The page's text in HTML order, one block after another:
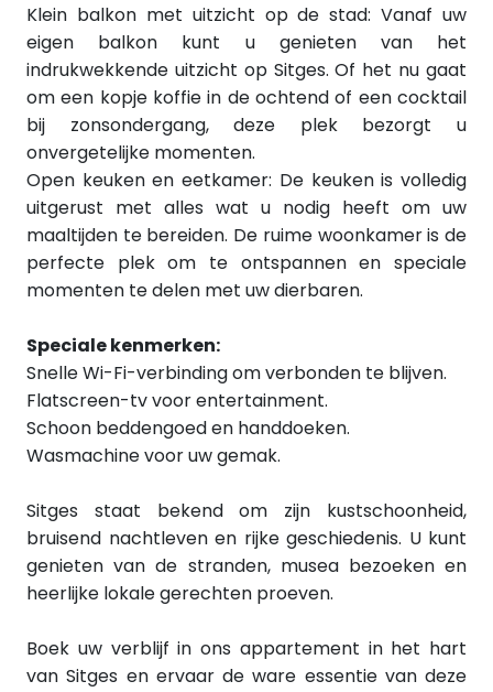
Klein balkon met uitzicht op de stad: Vanaf uw
eigen balkon kunt u genieten van het
indrukwekkende uitzicht op Sitges. Of het nu gaat
om een kopje koffie in de ochtend of een cocktail
bij zonsondergang, deze plek bezorgt u
onvergetelijke momenten.
Open keuken en eetkamer: De keuken is volledig
uitgerust met alles wat u nodig heeft om uw
maaltijden te bereiden. De ruime woonkamer is de
perfecte plek om te ontspannen en speciale
momenten te delen met uw dierbaren.
Speciale kenmerken:
Snelle Wi-Fi-verbinding om verbonden te blijven.
Flatscreen-tv voor entertainment.
Schoon beddengoed en handdoeken.
Wasmachine voor uw gemak.
Sitges staat bekend om zijn kustschoonheid,
bruisend nachtleven en rijke geschiedenis. U kunt
genieten van de stranden, musea bezoeken en
heerlijke lokale gerechten proeven.
Boek uw verblijf in ons appartement in het hart
van Sitges en ervaar de ware essentie van deze